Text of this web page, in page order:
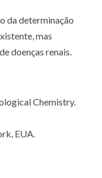
da determinação
mas
doenças renais.
Chemistry.
EUA.